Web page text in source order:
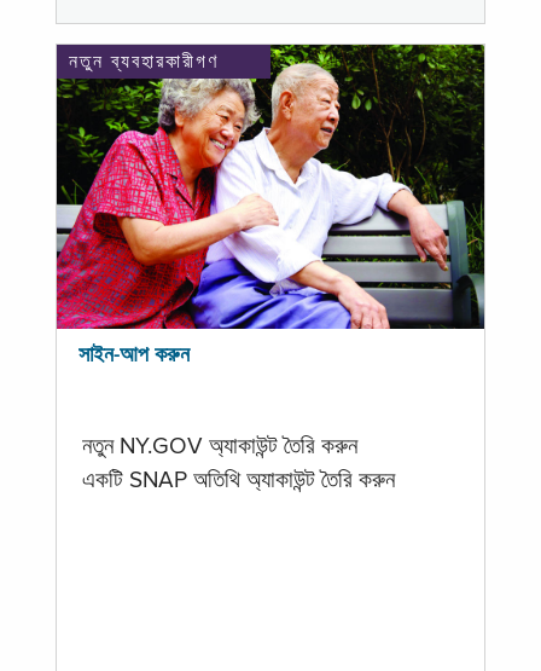
নতুন ব্যবহারকারীগণ
সাইন-আপ করুন
নতুন NY.GOV অ্যাকাউন্ট তৈরি করুন
একটি SNAP অতিথি অ্যাকাউন্ট তৈরি করুন